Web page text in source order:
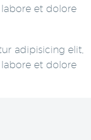
et dolore
adipisicing elit,
et dolore